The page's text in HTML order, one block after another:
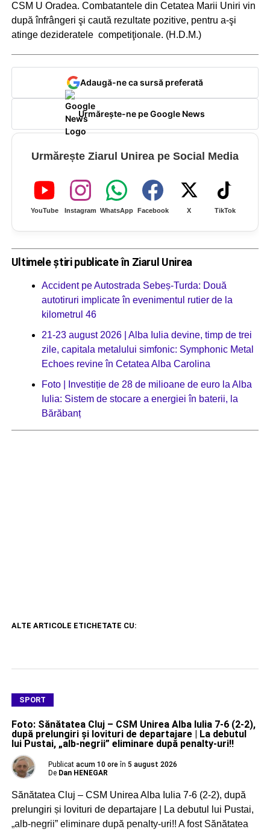
CSM U Oradea. Combatantele din Cetatea Marii Uniri vin
după înfrângeri şi caută rezultate pozitive, pentru a-şi
atinge dezideratele competiţionale. (H.D.M.)
Adaugă-ne ca sursă preferată
Urmărește-ne pe Google News
Urmărește Ziarul Unirea pe Social Media
YouTube Instagram WhatsApp Facebook X TikTok
Ultimele știri publicate în Ziarul Unirea
Accident pe Autostrada Sebeș-Turda: Două
autotiruri implicate în evenimentul rutier de la
kilometrul 46
21-23 august 2026 | Alba Iulia devine, timp de trei
zile, capitala metalului simfonic: Symphonic Metal
Echoes revine în Cetatea Alba Carolina
Foto | Investiție de 28 de milioane de euro la Alba
Iulia: Sistem de stocare a energiei în baterii, la
Bărăbanț
ALTE ARTICOLE ETICHETATE CU:
SPORT
Foto: Sănătatea Cluj – CSM Unirea Alba Iulia 7-6 (2-2),
după prelungiri și lovituri de departajare | La debutul
lui Pustai, „alb-negrii” eliminare după penalty-uri!!
Publicat acum 10 ore în 5 august 2026
De Dan HENEGAR
Sănătatea Cluj – CSM Unirea Alba Iulia 7-6 (2-2), după
prelungiri și lovituri de departajare | La debutul lui Pustai,
„alb-negrii” eliminare după penalty-uri!! A fost Sănătatea